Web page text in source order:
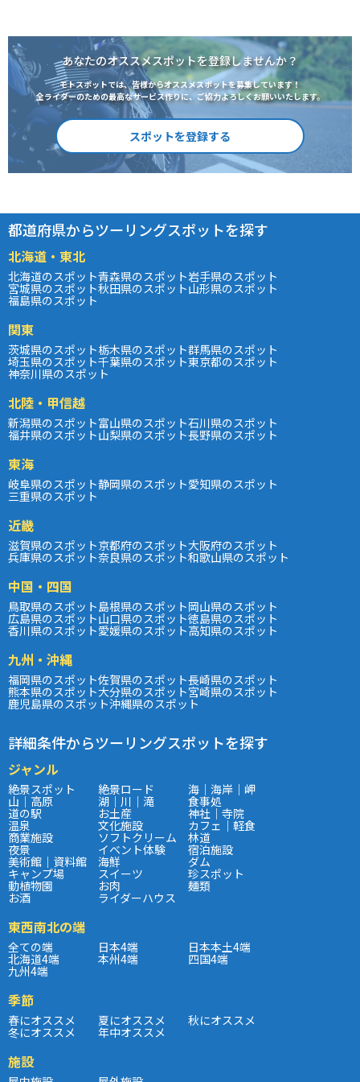
あなたのオススメスポットを登録しませんか？
モトスポットでは、皆様からオススメスポットを募集しています！
全ライダーのための最高なサービス作りに、ご協力よろしくお願いいたします。
スポットを登録する
都道府県からツーリングスポットを探す
北海道・東北
北海道のスポット青森県のスポット岩手県のスポット
宮城県のスポット秋田県のスポット山形県のスポット
福島県のスポット
関東
茨城県のスポット栃木県のスポット群馬県のスポット
埼玉県のスポット千葉県のスポット東京都のスポット
神奈川県のスポット
北陸・甲信越
新潟県のスポット富山県のスポット石川県のスポット
福井県のスポット山梨県のスポット長野県のスポット
東海
岐阜県のスポット静岡県のスポット愛知県のスポット
三重県のスポット
近畿
滋賀県のスポット京都府のスポット大阪府のスポット
兵庫県のスポット奈良県のスポット和歌山県のスポット
中国・四国
鳥取県のスポット島根県のスポット岡山県のスポット
広島県のスポット山口県のスポット徳島県のスポット
香川県のスポット愛媛県のスポット高知県のスポット
九州・沖縄
福岡県のスポット佐賀県のスポット長崎県のスポット
熊本県のスポット大分県のスポット宮崎県のスポット
鹿児島県のスポット沖縄県のスポット
詳細条件からツーリングスポットを探す
ジャンル
絶景スポット 絶景ロード 海｜海岸｜岬
山｜高原 湖｜川｜滝 食事処
道の駅 お土産 神社｜寺院
温泉 文化施設 カフェ｜軽食
商業施設 ソフトクリーム 林道
夜景 イベント体験 宿泊施設
美術館｜資料館 海鮮 ダム
キャンプ場 スイーツ 珍スポット
動植物園 お肉 麺類
お酒 ライダーハウス
東西南北の端
全ての端 日本4端 日本本土4端
北海道4端 本州4端 四国4端
九州4端
季節
春にオススメ 夏にオススメ 秋にオススメ
冬にオススメ 年中オススメ
施設